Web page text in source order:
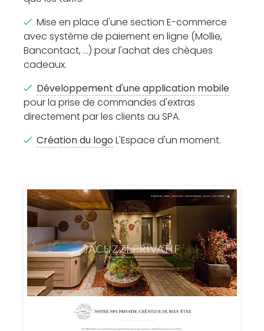
Mise en place d'une section E-commerce
avec système de paiement en ligne (Mollie,
Bancontact, ...) pour l'achat des chèques
cadeaux.
Développement d'une application mobile
pour la prise de commandes d'extras
directement par les clients au SPA.
Création du logo L'Espace d'un moment.